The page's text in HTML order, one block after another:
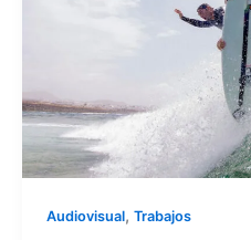
Audiovisual, Trabajos